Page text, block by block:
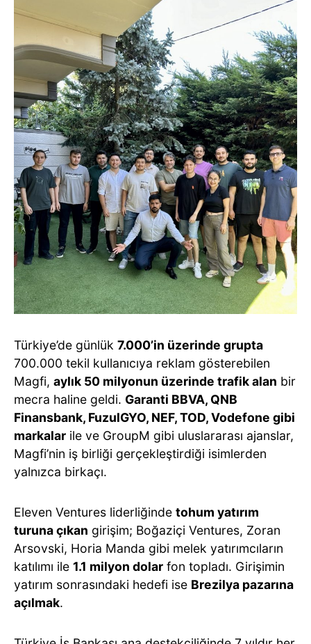
Türkiye’de günlük 7.000’in üzerinde grupta
700.000 tekil kullanıcıya reklam gösterebilen
Magfi, aylık 50 milyonun üzerinde trafik alan bir
mecra haline geldi. Garanti BBVA, QNB
Finansbank, FuzulGYO, NEF, TOD, Vodefone gibi
markalar ile ve GroupM gibi uluslararası ajanslar,
Magfi’nin iş birliği gerçekleştirdiği isimlerden
yalnızca birkaçı.
Eleven Ventures liderliğinde tohum yatırım
turuna çıkan girişim; Boğaziçi Ventures, Zoran
Arsovski, Horia Manda gibi melek yatırımcıların
katılımı ile 1.1 milyon dolar fon topladı. Girişimin
yatırım sonrasındaki hedefi ise Brezilya pazarına
açılmak.